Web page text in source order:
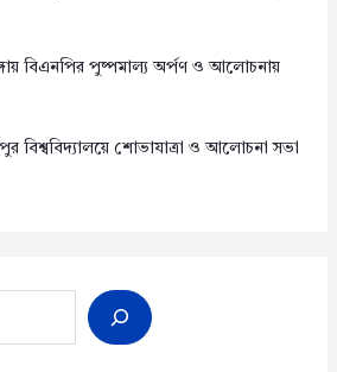
বিএনপির পুষ্পমাল্য অর্পণ ও আলোচনায়
বিশ্ববিদ্যালয়ে শোভাযাত্রা ও আলোচনা সভা